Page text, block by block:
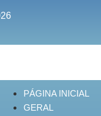
PÁGINA INICIAL
GERAL